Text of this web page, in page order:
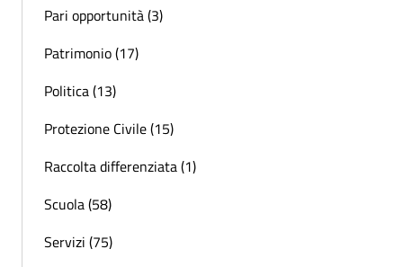
Pari opportunità (3)
Patrimonio (17)
Politica (13)
Protezione Civile (15)
Raccolta differenziata (1)
Scuola (58)
Servizi (75)